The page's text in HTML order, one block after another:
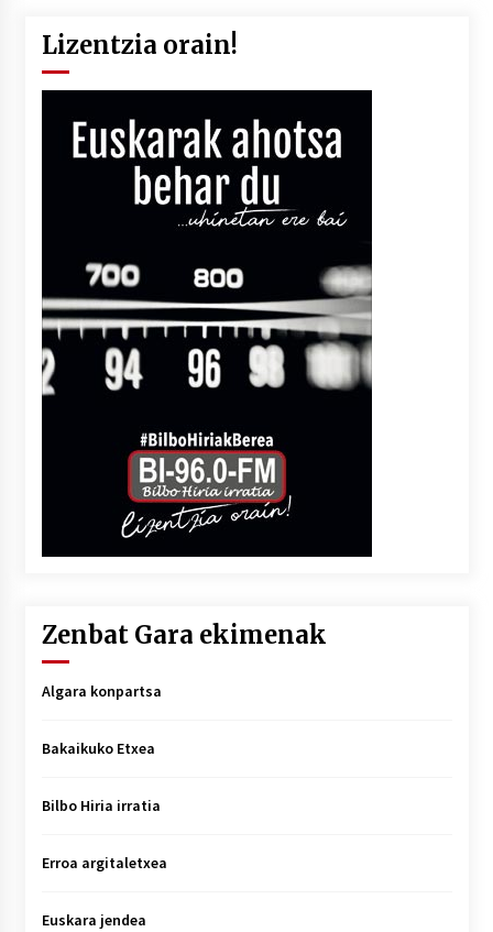
Lizentzia orain!
Zenbat Gara ekimenak
Algara konpartsa
Bakaikuko Etxea
Bilbo Hiria irratia
Erroa argitaletxea
Euskara jendea